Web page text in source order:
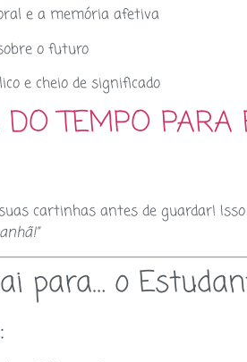
e a memória afetiva
o futuro
e cheio de significado
TEMPO PARA
cartinhas antes de guardar!
para… o